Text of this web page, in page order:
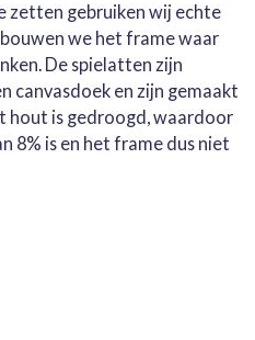
zetten gebruiken wij echte
we het frame waar
De spielatten zijn
canvasdoek en zijn gemaakt
hout is gedroogd, waardoor
8% is en het frame dus niet